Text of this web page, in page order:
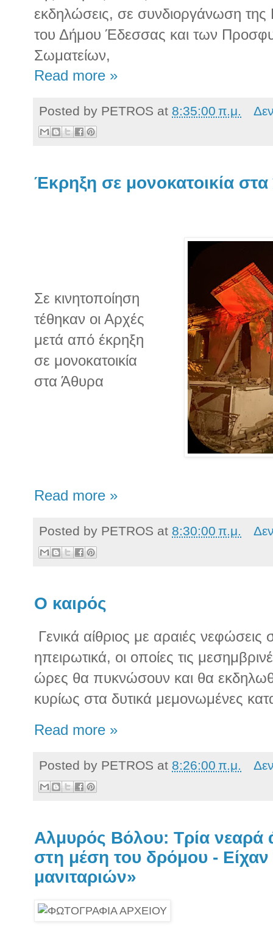
εκδηλώσεις, σε συνδιοργάνωση
του Δήμου Έδεσσας και των
Σωματείων,
Read more »
Posted by PETROS at 8:35:00 π.μ.
Έκρηξη σε μονοκατοικία
Σε κινητοποίηση
τέθηκαν οι Αρχές
μετά από έκρηξη
σε μονοκατοικία
στα Άθυρα
Read more »
Posted by PETROS at 8:30:00 π.μ.
O καιρός
Γενικά αίθριος με αραιές νεφώσεις
ηπειρωτικά, οι οποίες τις
ώρες θα πυκνώσουν και θα
κυρίως στα δυτικά μεμονωμένες
Read more »
Posted by PETROS at 8:26:00 π.μ.
Αλμυρός Βόλου: Τρία νεαρά
στη μέση του δρόμου - Είχαν
μανιταριών»